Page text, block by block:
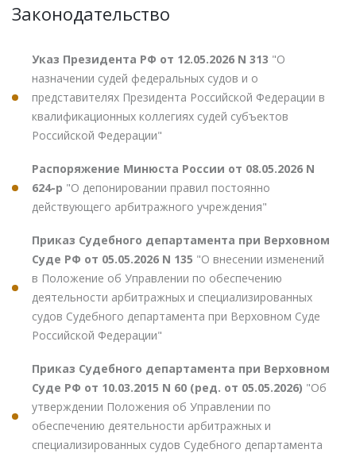
Законодательство
Указ Президента РФ от 12.05.2026 N 313 "О
назначении судей федеральных судов и о
представителях Президента Российской Федерации в
квалификационных коллегиях судей субъектов
Российской Федерации"
Распоряжение Минюста России от 08.05.2026 N
624-р "О депонировании правил постоянно
действующего арбитражного учреждения"
Приказ Судебного департамента при Верховном
Суде РФ от 05.05.2026 N 135 "О внесении изменений
в Положение об Управлении по обеспечению
деятельности арбитражных и специализированных
судов Судебного департамента при Верховном Суде
Российской Федерации"
Приказ Судебного департамента при Верховном
Суде РФ от 10.03.2015 N 60 (ред. от 05.05.2026) "Об
утверждении Положения об Управлении по
обеспечению деятельности арбитражных и
специализированных судов Судебного департамента